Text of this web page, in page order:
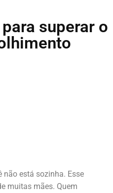
superar o
não está sozinha. Esse
muitas mães. Quem